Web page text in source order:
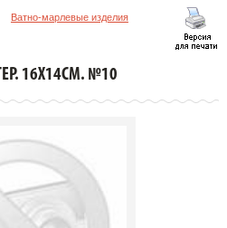
Ватно-марлевые изделия
16Х14СМ. №10